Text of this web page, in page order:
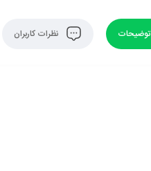
توضیحات نظرات کاربران